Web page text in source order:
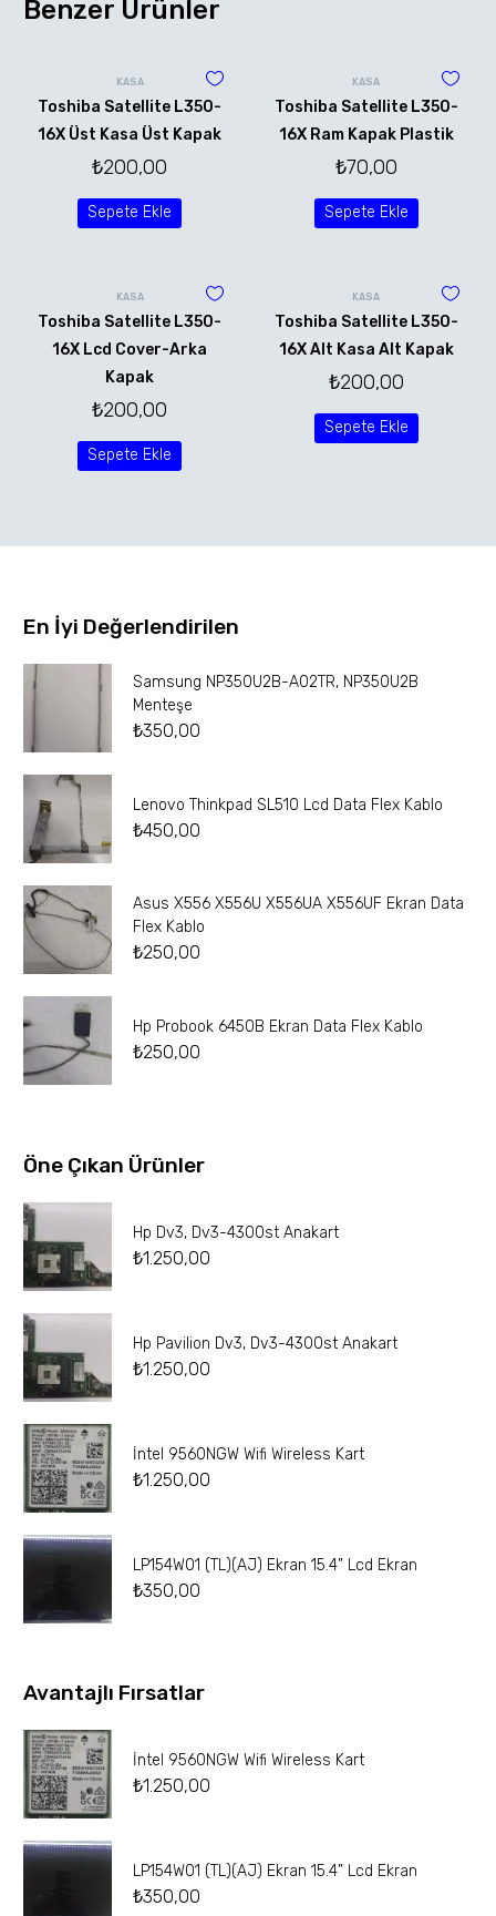
Benzer Ürünler
KASA
Toshiba Satellite L350-
16X Üst Kasa Üst Kapak
₺200,00
Sepete Ekle
KASA
Toshiba Satellite L350-
16X Ram Kapak Plastik
₺70,00
Sepete Ekle
KASA
Toshiba Satellite L350-
16X Lcd Cover-Arka
Kapak
₺200,00
Sepete Ekle
KASA
Toshiba Satellite L350-
16X Alt Kasa Alt Kapak
₺200,00
Sepete Ekle
En İyi Değerlendirilen
Samsung NP350U2B-A02TR, NP350U2B
Menteşe
₺350,00
Lenovo Thinkpad SL510 Lcd Data Flex Kablo
₺450,00
Asus X556 X556U X556UA X556UF Ekran Data
Flex Kablo
₺250,00
Hp Probook 6450B Ekran Data Flex Kablo
₺250,00
Öne Çıkan Ürünler
Hp Dv3, Dv3-4300st Anakart
₺1.250,00
Hp Pavilion Dv3, Dv3-4300st Anakart
₺1.250,00
İntel 9560NGW Wifi Wireless Kart
₺1.250,00
LP154W01 (TL)(AJ) Ekran 15.4” Lcd Ekran
₺350,00
Avantajlı Fırsatlar
İntel 9560NGW Wifi Wireless Kart
₺1.250,00
LP154W01 (TL)(AJ) Ekran 15.4” Lcd Ekran
₺350,00